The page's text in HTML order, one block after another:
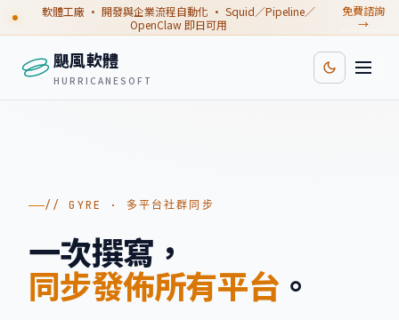
軟體工廠 · 開發與企業流程自動化 · Squid／Pipeline／
OpenClaw 即日可用
免費諮詢
→
颶風軟體
HURRICANESOFT
// GYRE · 多平台社群同步
一次撰寫，
同步發佈所有平台 。